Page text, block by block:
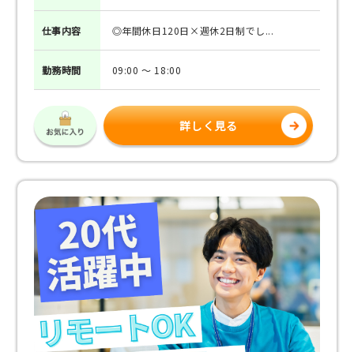
仕事内容 ◎年間休日120日×週休2日制でし...
勤務時間 09:00 ～ 18:00
詳しく見る